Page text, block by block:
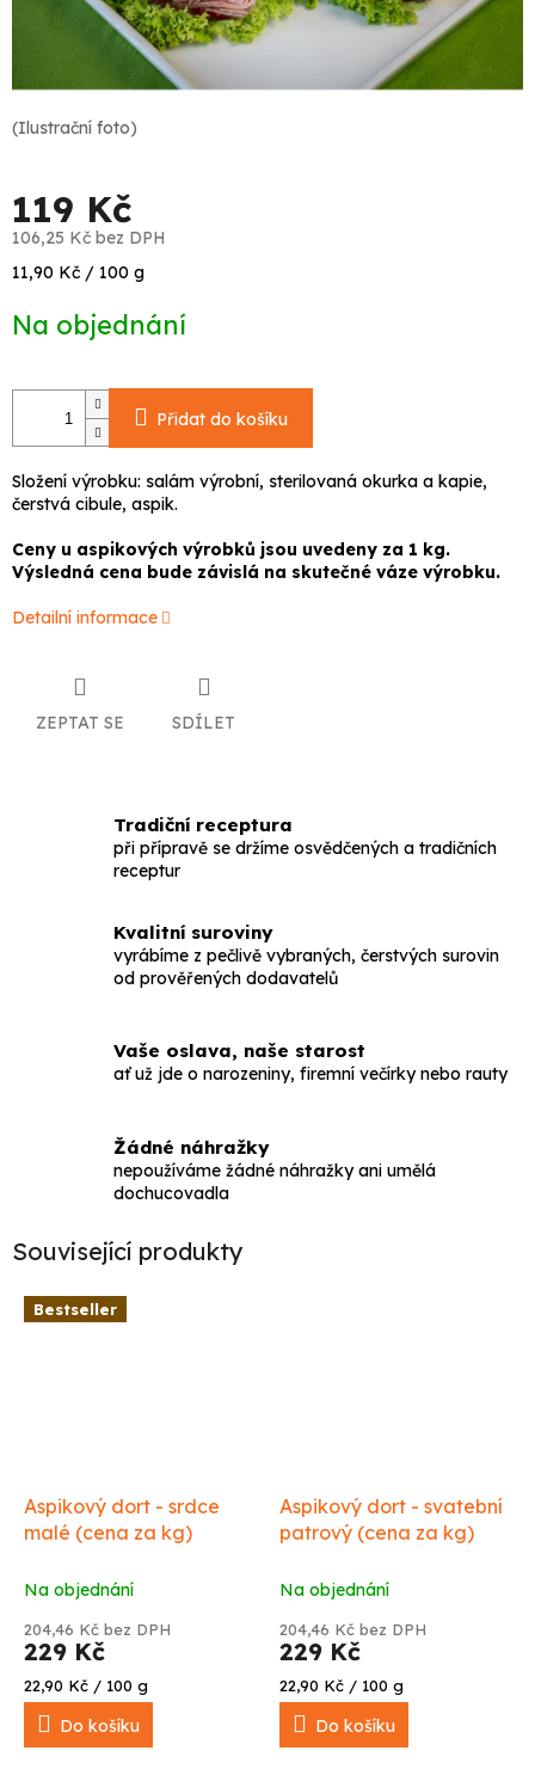
(Ilustrační foto)
119 Kč
106,25 Kč bez DPH
Měrná
11,90 Kč / 100 g
Na objednání
Přidat do košíku
Složení výrobku: salám výrobní, sterilovaná okurka a kapie,
čerstvá cibule, aspik.
Ceny u aspikových výrobků jsou uvedeny za 1 kg.
Výsledná cena bude závislá na skutečné váze výrobku.
Detailní informace
ZEPTAT SE SDÍLET
Tradiční receptura
při přípravě se držíme osvědčených a tradičních
receptur
Kvalitní suroviny
vyrábíme z pečlivě vybraných, čerstvých surovin
od prověřených dodavatelů
Vaše oslava, naše starost
ať už jde o narozeniny, firemní večírky nebo rauty
Žádné náhražky
nepoužíváme žádné náhražky ani umělá
dochucovadla
Související produkty
Bestseller
Aspikový dort - srdce
malé (cena za kg)
Na objednání
204,46 Kč bez DPH
229 Kč
Měrná
cena:
22,90 Kč / 100 g
Do košíku
Aspikový dort - svatební
patrový (cena za kg)
Na objednání
204,46 Kč bez DPH
229 Kč
Měrná
cena:
22,90 Kč / 100 g
Do košíku